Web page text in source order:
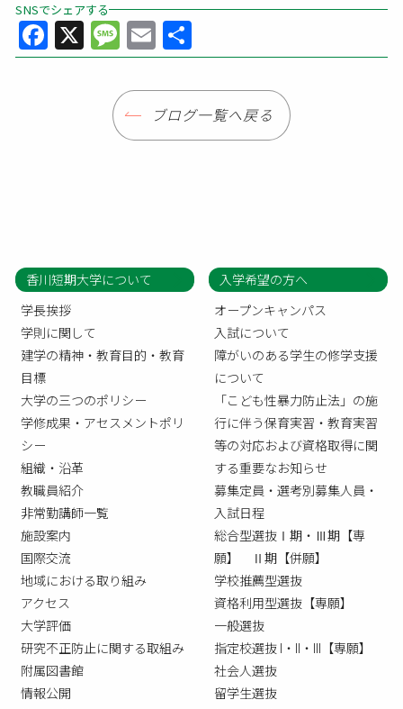
SNSでシェアする
Facebook
X Message
Email
有
ブログ一覧へ戻る
香川短期大学について
学長挨拶
学則に関して
建学の精神・教育目的・教育
目標
大学の三つのポリシー
学修成果・アセスメントポリ
シー
組織・沿革
教職員紹介
非常勤講師一覧
施設案内
国際交流
地域における取り組み
アクセス
大学評価
研究不正防止に関する取組み
附属図書館
情報公開
入学希望の方へ
オープンキャンパス
入試について
障がいのある学生の修学支援
について
「こども性暴力防止法」の施
行に伴う保育実習・教育実習
等の対応および資格取得に関
する重要なお知らせ
募集定員・選考別募集人員・
入試日程
総合型選抜Ⅰ期・Ⅲ期【専
願】 Ⅱ期【併願】
学校推薦型選抜
資格利用型選抜【専願】
一般選抜
指定校選抜 I・II・III【専願】
社会人選抜
留学生選抜